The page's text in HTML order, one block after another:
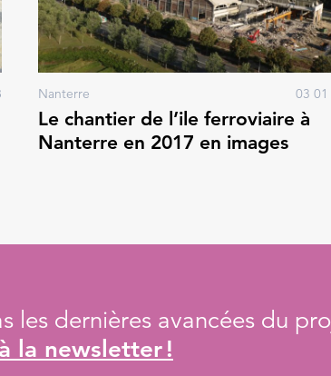
Nanterre 03 01
Le chantier de l’ile ferroviaire à
Nanterre en 2017 en images
les dernières avancées du
la newsletter !